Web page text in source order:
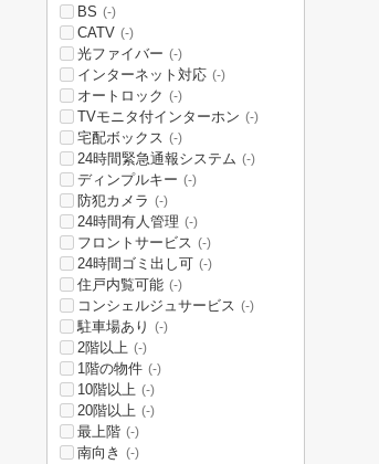
BS (-)
CATV (-)
光ファイバー (-)
インターネット対応 (-)
オートロック (-)
TVモニタ付インターホン (-)
宅配ボックス (-)
24時間緊急通報システム (-)
ディンプルキー (-)
防犯カメラ (-)
24時間有人管理 (-)
フロントサービス (-)
24時間ゴミ出し可 (-)
住戸内覧可能 (-)
コンシェルジュサービス (-)
駐車場あり (-)
2階以上 (-)
1階の物件 (-)
10階以上 (-)
20階以上 (-)
最上階 (-)
南向き (-)